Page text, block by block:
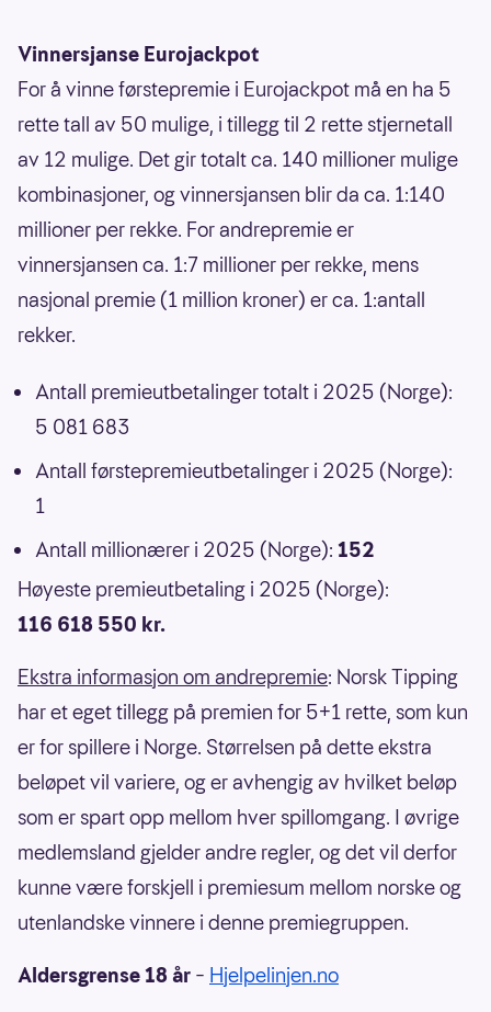
Vinnersjanse Eurojackpot
For å vinne førstepremie i Eurojackpot må en ha 5
rette tall av 50 mulige, i tillegg til 2 rette stjernetall
av 12 mulige. Det gir totalt ca. 140 millioner mulige
kombinasjoner, og vinnersjansen blir da ca. 1:140
millioner per rekke. For andrepremie er
vinnersjansen ca. 1:7 millioner per rekke, mens
nasjonal premie (1 million kroner) er ca. 1:antall
rekker.
Antall premieutbetalinger totalt i 2025 (Norge):
5 081 683
Antall førstepremieutbetalinger i 2025 (Norge):
1
Antall millionærer i 2025 (Norge): 152
Høyeste premieutbetaling i 2025 (Norge):
116 618 550 kr.
Ekstra informasjon om andrepremie: Norsk Tipping
har et eget tillegg på premien for 5+1 rette, som kun
er for spillere i Norge. Størrelsen på dette ekstra
beløpet vil variere, og er avhengig av hvilket beløp
som er spart opp mellom hver spillomgang. I øvrige
medlemsland gjelder andre regler, og det vil derfor
kunne være forskjell i premiesum mellom norske og
utenlandske vinnere i denne premiegruppen.
Aldersgrense 18 år – Hjelpelinjen.no